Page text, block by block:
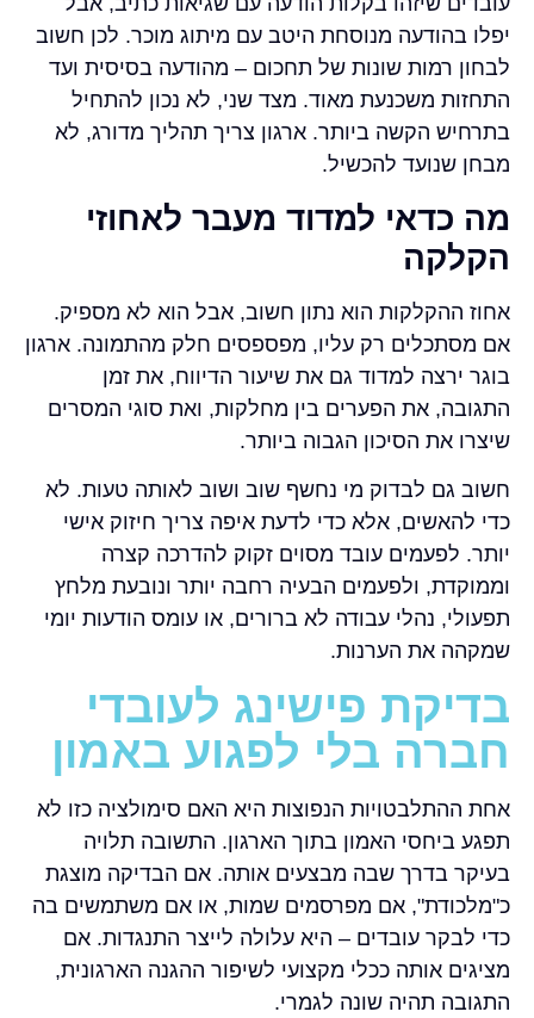
יפלו בהודעה מנוסחת היטב עם מיתוג מוכר. לכן חשוב
לבחון רמות שונות של תחכום – מהודעה בסיסית ועד
התחזות משכנעת מאוד. מצד שני, לא נכון להתחיל
בתרחיש הקשה ביותר. ארגון צריך תהליך מדורג, לא
מבחן שנועד להכשיל.
מה כדאי למדוד מעבר לאחוזי
הקלקה
אחוז ההקלקות הוא נתון חשוב, אבל הוא לא מספיק.
אם מסתכלים רק עליו, מפספסים חלק מהתמונה. ארגון
בוגר ירצה למדוד גם את שיעור הדיווח, את זמן
התגובה, את הפערים בין מחלקות, ואת סוגי המסרים
שיצרו את הסיכון הגבוה ביותר.
חשוב גם לבדוק מי נחשף שוב ושוב לאותה טעות. לא
כדי להאשים, אלא כדי לדעת איפה צריך חיזוק אישי
יותר. לפעמים עובד מסוים זקוק להדרכה קצרה
וממוקדת, ולפעמים הבעיה רחבה יותר ונובעת מלחץ
תפעולי, נהלי עבודה לא ברורים, או עומס הודעות יומי
שמקהה את הערנות.
בדיקת פישינג לעובדי
חברה בלי לפגוע באמון
אחת ההתלבטויות הנפוצות היא האם סימולציה כזו לא
תפגע ביחסי האמון בתוך הארגון. התשובה תלויה
בעיקר בדרך שבה מבצעים אותה. אם הבדיקה מוצגת
כ"מלכודת", אם מפרסמים שמות, או אם משתמשים בה
כדי לבקר עובדים – היא עלולה לייצר התנגדות. אם
מציגים אותה ככלי מקצועי לשיפור ההגנה הארגונית,
התגובה תהיה שונה לגמרי.